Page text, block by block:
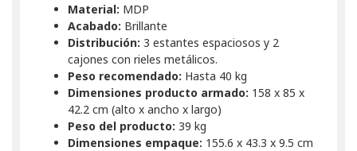
Material: MDP
Acabado: Brillante
Distribución: 3 estantes espaciosos y 2
cajones con rieles metálicos.
Peso recomendado: Hasta 40 kg
Dimensiones producto armado: 158 x 85 x
42.2 cm (alto x ancho x largo)
Peso del producto: 39 kg
Dimensiones empaque: 155.6 x 43.3 x 9.5 cm